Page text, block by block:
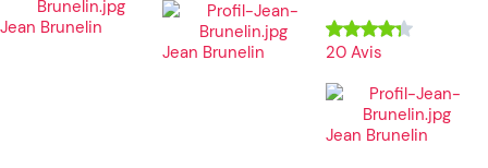
Jean Brunelin
Jean Brunelin 20 Avis
Jean Brunelin